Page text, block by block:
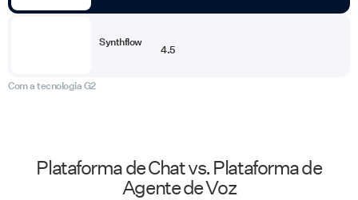
Synthflow
4.5
Com a tecnologia G2
Plataforma de Chat vs. Plataforma de
Agente de Voz